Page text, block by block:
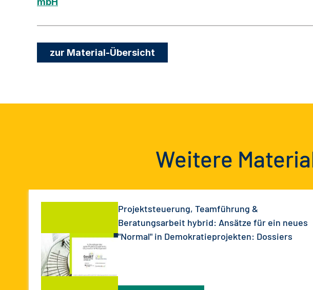
zur Material-Übersicht
Weitere
Projektsteuerung, Teamführung &
Beratungsarbeit hybrid: Ansätze für ein neues
"Normal" in Demokratieprojekten: Dossiers